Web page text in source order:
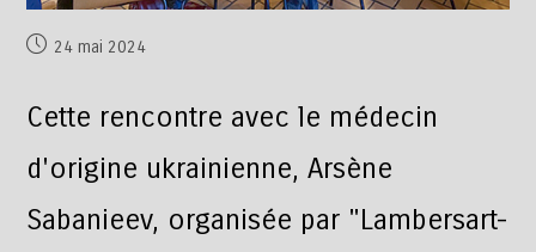
24 mai 2024
Cette rencontre avec le médecin
d'origine ukrainienne, Arsène
Sabanieev, organisée par "Lambersart-